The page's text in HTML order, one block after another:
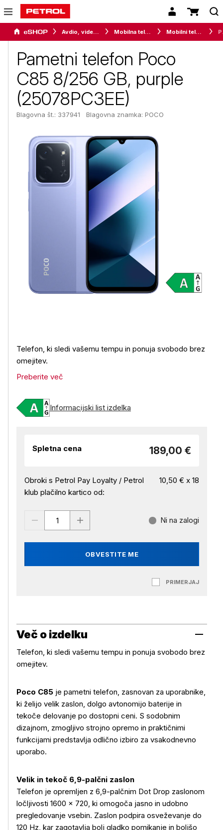
Avdio, video in telefonija Mobilna telefonija Mobilni telefoni
Pametni telefon Poco
C85 8/256 GB, purple
(25078PC3EE)
Blagovna št.: 337941 Blagovna znamka: POCO
Telefon, ki sledi vašemu tempu in ponuja svobodo brez
omejitev.
Preberite več
Informacijski list izdelka
Spletna cena 189,00 €
Obroki s Petrol Pay Loyalty / Petrol
klub plačilno kartico od:
10,50 € x 18
OBVESTITE ME
Ni na zalogi
PRIMERJAJ
Več o izdelku
Telefon, ki sledi vašemu tempu in ponuja svobodo brez
omejitev.
Poco C85 je pametni telefon, zasnovan za uporabnike,
ki želijo velik zaslon, dolgo avtonomijo baterije in
tekoče delovanje po dostopni ceni. S sodobnim
dizajnom, zmogljivo strojno opremo in praktičnimi
funkcijami predstavlja odlično izbiro za vsakodnevno
uporabo.
Velik in tekoč 6,9-palčni zaslon
Telefon je opremljen z 6,9-palčnim Dot Drop zaslonom
ločljivosti 1600 × 720, ki omogoča jasno in udobno
pregledovanje vsebin. Zaslon podpira osveževanje do
120 Hz, kar zagotavlja bolj gladko pomikanje in boljšo